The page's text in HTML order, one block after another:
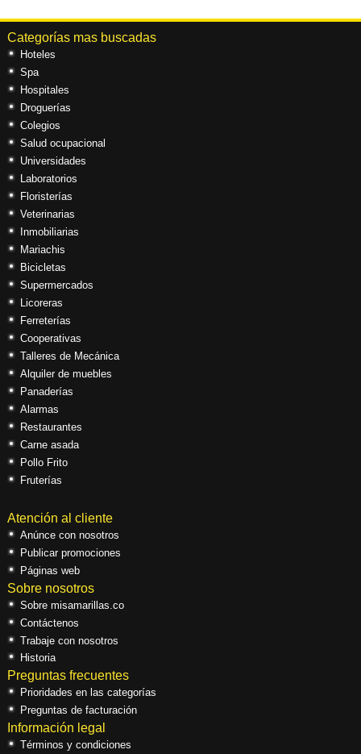
Categorías mas buscadas
Hoteles
Spa
Hospitales
Droguerías
Colegios
Salud ocupacional
Universidades
Laboratorios
Floristerías
Veterinarias
Inmobiliarias
Mariachis
Bicicletas
Supermercados
Licoreras
Ferreterías
Cooperativas
Talleres de Mecánica
Alquiler de muebles
Panaderías
Alarmas
Restaurantes
Carne asada
Pollo Frito
Fruterías
Atención al cliente
Anúnce con nosotros
Publicar promociones
Páginas web
Sobre nosotros
Sobre misamarillas.co
Contáctenos
Trabaje con nosotros
Historia
Preguntas frecuentes
Prioridades en las categorías
Preguntas de facturación
Información legal
Términos y condiciones